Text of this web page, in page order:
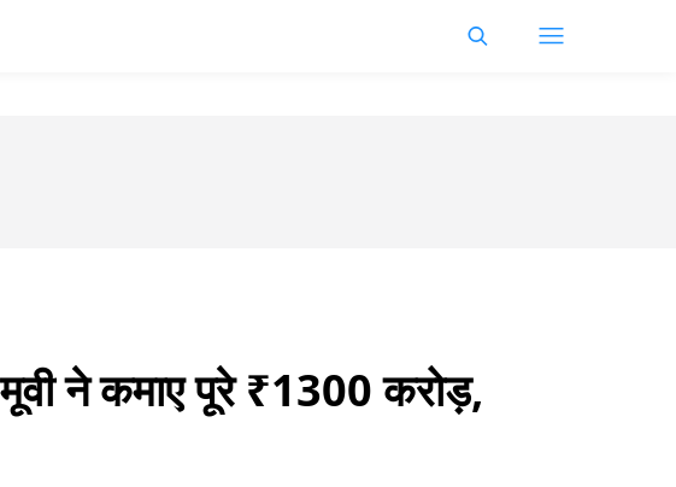
मूवी ने कमाए पूरे ₹1300 करोड़,